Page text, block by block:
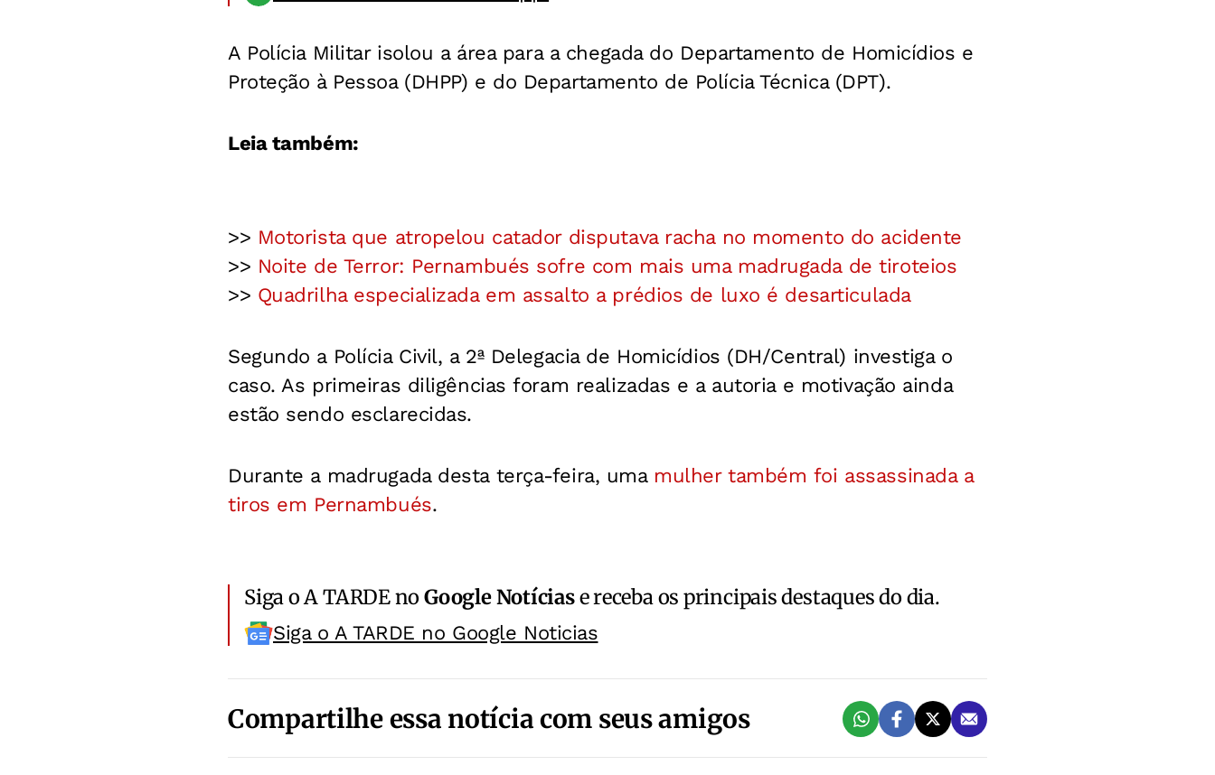
A Polícia Militar isolou a área para a chegada do Departamento de Homicídios e
Proteção à Pessoa (DHPP) e do Departamento de Polícia Técnica (DPT).
Leia também:
>> Motorista que atropelou catador disputava racha no momento do acidente
>> Noite de Terror: Pernambués sofre com mais uma madrugada de tiroteios
>> Quadrilha especializada em assalto a prédios de luxo é desarticulada
Segundo a Polícia Civil, a 2ª Delegacia de Homicídios (DH/Central) investiga o
caso. As primeiras diligências foram realizadas e a autoria e motivação ainda
estão sendo esclarecidas.
Durante a madrugada desta terça-feira, uma mulher também foi assassinada a
tiros em Pernambués.
Siga o A TARDE noGoogle Notíciase receba os principais destaques do dia.
Siga o A TARDE no Google Noticias
Compartilhe essa notícia com seus amigos